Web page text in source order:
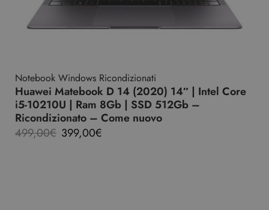
Notebook Windows Ricondizionati
Huawei Matebook D 14 (2020) 14″ | Intel Core
i5-10210U | Ram 8Gb | SSD 512Gb –
Ricondizionato – Come nuovo
499,00€ 399,00€